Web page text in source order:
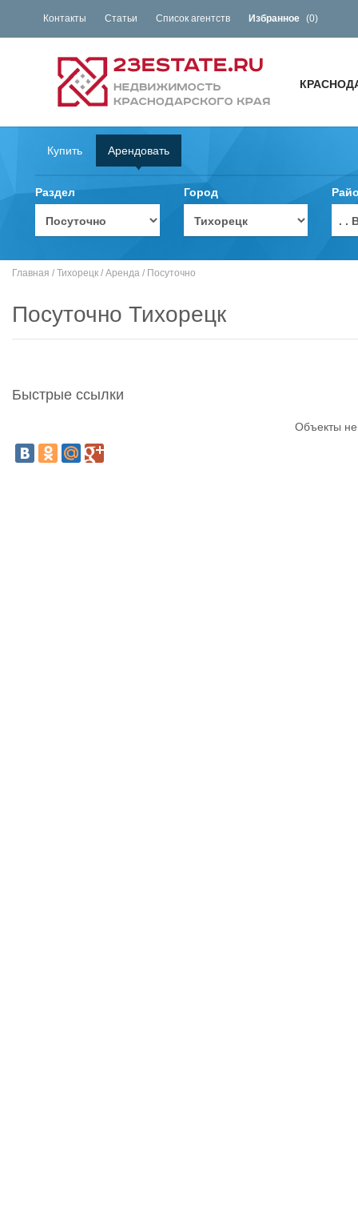
Контакты Статьи Список агентств Избранное (0)
Купить Арендовать
Раздел Город
. .
Главная / Тихорецк / Аренда / Посуточно
Посуточно Тихорецк
Быстрые ссылки
Объекты